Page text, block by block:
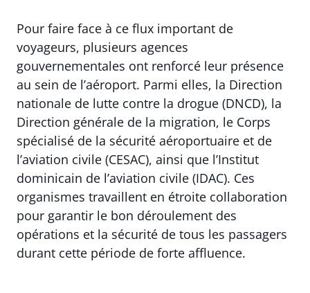
Pour faire face à ce flux important de
voyageurs, plusieurs agences
gouvernementales ont renforcé leur présence
au sein de l’aéroport. Parmi elles, la Direction
nationale de lutte contre la drogue (DNCD), la
Direction générale de la migration, le Corps
spécialisé de la sécurité aéroportuaire et de
l’aviation civile (CESAC), ainsi que l’Institut
dominicain de l’aviation civile (IDAC). Ces
organismes travaillent en étroite collaboration
pour garantir le bon déroulement des
opérations et la sécurité de tous les passagers
durant cette période de forte affluence.